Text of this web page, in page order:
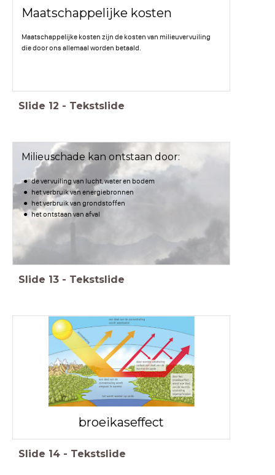
Maatschappelijke kosten
Maatschappelijke kosten zijn de kosten van milieuvervuiling
die door ons allemaal worden betaald.
Slide 12 - Tekstslide
Milieuschade kan ontstaan door:
de vervuiling van lucht, water en bodem
het verbruik van energiebronnen
het verbruik van grondstoffen
het ontstaan van afval
Slide 13 - Tekstslide
broeikaseffect
Slide 14 - Tekstslide